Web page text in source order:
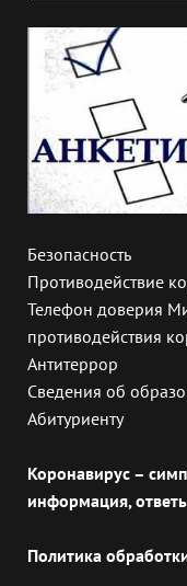
Безопасность
Противодействие
Телефон доверия
противодействия
Антитеррор
Сведения об
Абитуриенту
Коронавирус –
информация,
Политика